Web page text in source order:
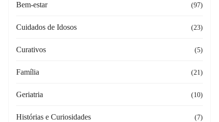
Bem-estar (97)
Cuidados de Idosos (23)
Curativos (5)
Família (21)
Geriatria (10)
Histórias e Curiosidades (7)